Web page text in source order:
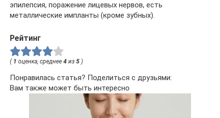
эпилепсия, поражение лицевых нервов, есть
металлические импланты (кроме зубных).
Рейтинг
( 1 оценка, среднее 4 из 5 )
Понравилась статья? Поделиться с друзьями:
Вам также может быть интересно